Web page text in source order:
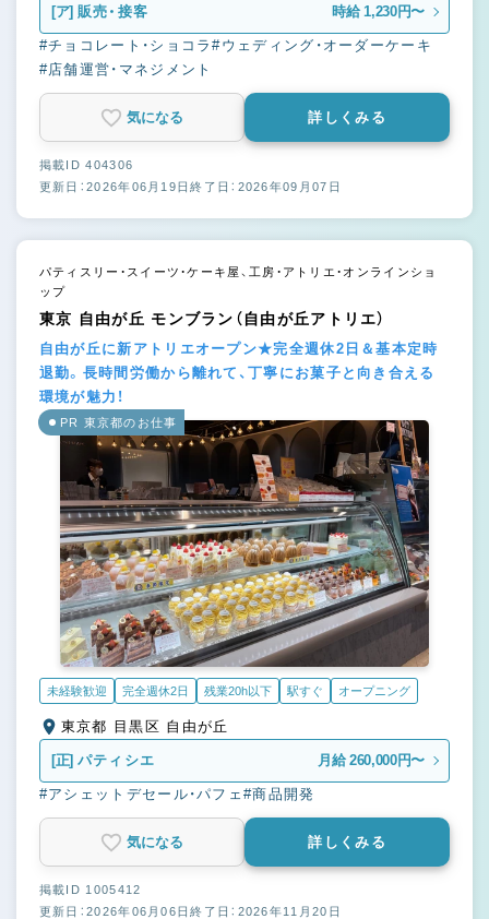
[ア] 販売・接客 時給 1,230円〜
#チョコレート・ショコラ#ウェディング・オーダーケーキ
#店舗運営・マネジメント
気になる 詳しくみる
掲載ID 404306
更新日：2026年06月19日終了日：2026年09月07日
パティスリー・スイーツ・ケーキ屋、工房・アトリエ・オンラインショ
ップ
東京 自由が丘 モンブラン（自由が丘アトリエ）
自由が丘に新アトリエオープン★完全週休2日＆基本定時
退勤。長時間労働から離れて、丁寧にお菓子と向き合える
環境が魅力！
PR 東京都のお仕事
未経験歓迎 完全週休2日 残業20h以下 駅すぐ オープニング
東京都 目黒区 自由が丘
[正] パティシエ 月給 260,000円〜
#アシェットデセール・パフェ#商品開発
気になる 詳しくみる
掲載ID 1005412
更新日：2026年06月06日終了日：2026年11月20日